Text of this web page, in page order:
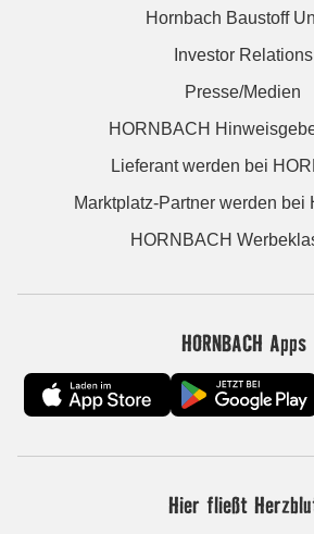
Hornbach Baustoff
Investor Relations
Presse/Medien
HORNBACH
Lieferant werden bei
Marktplatz-Partner werden bei
HORNBACH
HORNBACH Apps
Hier fließt